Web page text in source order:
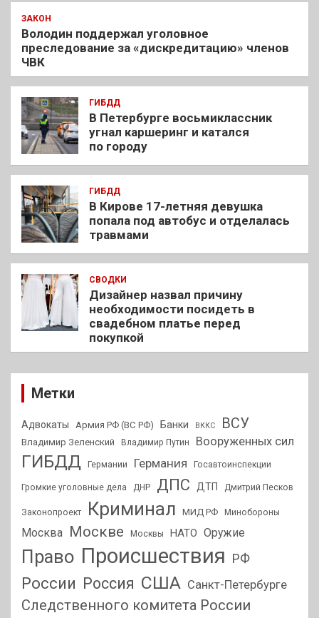
ЗАКОН
Володин поддержал уголовное
преследование за «дискредитацию» членов
ЧВК
ГИБДД
В Петербурге восьмиклассник
угнал каршеринг и катался
по городу
ГИБДД
В Кирове 17-летняя девушка
попала под автобус и отделалась
травмами
СВОДКИ
Дизайнер назвал причину
необходимости посидеть в
свадебном платье перед
покупкой
Метки
Адвокаты Армия РФ (ВС РФ) Банки ВККС ВСУ
Владимир Зеленский Владимир Путин Вооруженных сил
ГИБДД Германии Германия Госавтоинспекции
Громкие уголовные дела ДНР ДПС ДТП Дмитрий Песков
Законопроект Криминал МИД РФ Минобороны
Москва Москве Москвы НАТО Оружие
Право Происшествия РФ
России Россия США Санкт-Петербурге
Следственного комитета России